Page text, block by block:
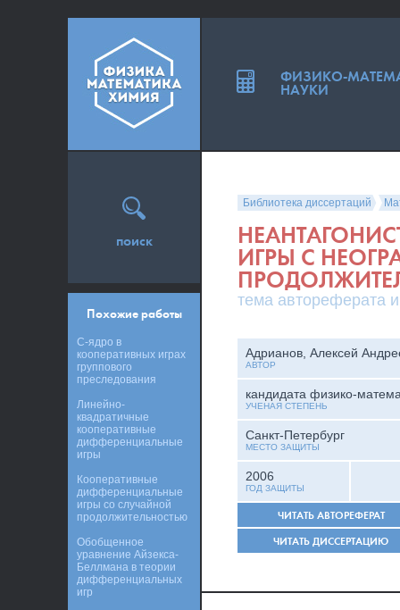
Библиотека диссертаций
ИГРЫ С
тема автореферата
Адрианов, Алексей
АВТОР
кандидата физико-
УЧЕНАЯ СТЕПЕНЬ
Санкт-Петербург
МЕСТО ЗАЩИТЫ
2006
ГОД ЗАЩИТЫ
ЧИТАТЬ АВТОРЕФЕРАТ
ЧИТАТЬ ДИССЕРТАЦИЮ
поиск
Похожие работы
C-ядро в
кооперативных играх
группового
преследования
Линейно-
квадратичные
кооперативные
дифференциальные
игры
Кооперативные
дифференциальные
игры со случайной
продолжительностью
Обобщенное
уравнение Айзекса-
Беллмана в теории
дифференциальных
игр
ФИЗИКО-
НАУКИ